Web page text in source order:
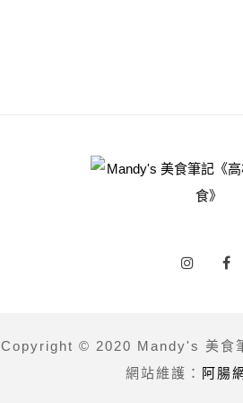
Copyright © 2020 Mandy's 美
網站維護： 阿腸